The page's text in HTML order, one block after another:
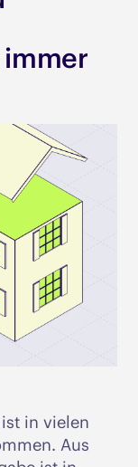
in vielen
Aus